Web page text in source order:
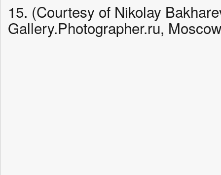
15. (Courtesy of Nikolay
Gallery.Photographer.ru,